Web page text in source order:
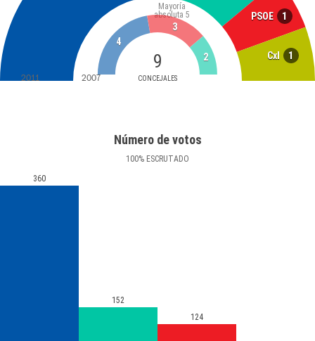
PSOE 1
CxI 1
9
CONCEJALES
Mayoría
absoluta 5
4
3
2
2011 2007
Número de votos
100% ESCRUTADO
360
152
124